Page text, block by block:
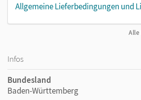
Allgemeine Lieferbedingungen und
Alle
Infos
Bundesland
Baden-Württemberg